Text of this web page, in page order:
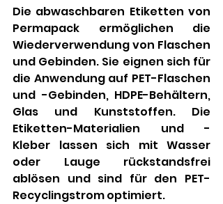
Die abwaschbaren Etiketten von
Permapack ermöglichen die
Wiederverwendung von Flaschen
und Gebinden. Sie eignen sich für
die Anwendung auf PET-Flaschen
und -Gebinden, HDPE-Behältern,
Glas und Kunststoffen. Die
Etiketten-Materialien und -
Kleber lassen sich mit Wasser
oder Lauge rückstandsfrei
ablösen und sind für den PET-
Recyclingstrom optimiert.